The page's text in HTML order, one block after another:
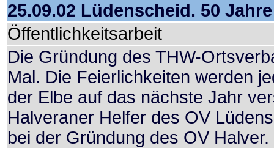
25.09.02 Lüdenscheid. 50
Öffentlichkeitsarbeit
Die Gründung des THW-
Mal. Die Feierlichkeiten werden
der Elbe auf das nächste Jahr
Halveraner Helfer des OV
bei der Gründung des OV Halver.